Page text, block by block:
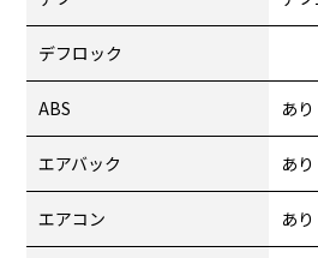
デフロック
ABS あり
エアバック あり
エアコン あり